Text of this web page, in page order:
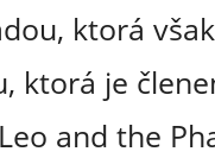
ktorá
ktorá je
and the